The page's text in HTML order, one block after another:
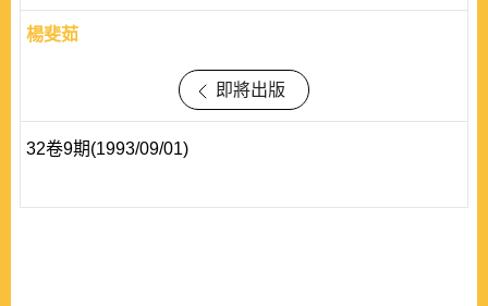
楊斐茹
即將出版
32卷9期(1993/09/01)